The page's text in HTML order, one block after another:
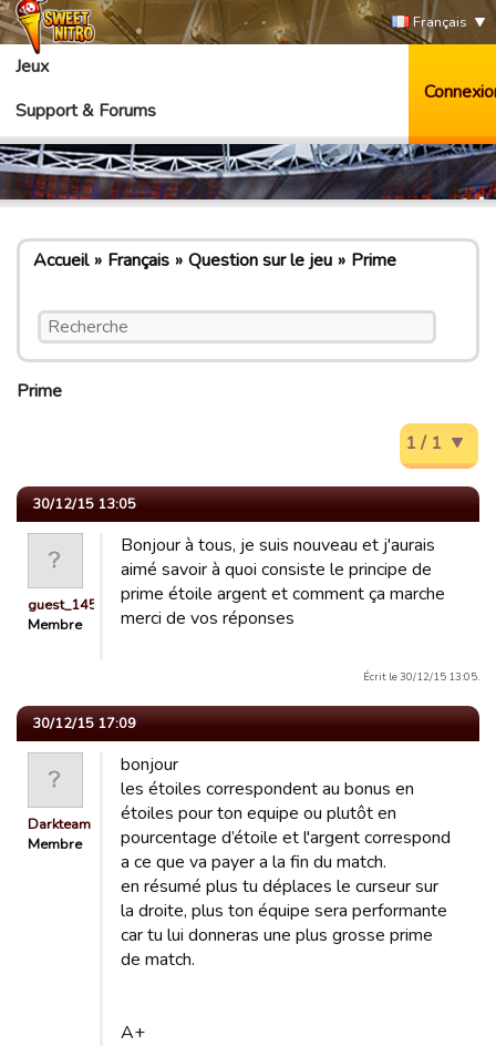
Français
Jeux
Support & Forums
Accueil Français Question sur le jeu Prime
Prime
1 / 1
30/12/15 13:05
guest_1451141579292
Membre
Bonjour à tous, je suis nouveau et j'aurais
aimé savoir à quoi consiste le principe de
prime étoile argent et comment ça marche
merci de vos réponses
Écrit le 30/12/15 13:05.
30/12/15 17:09
Darkteam
Membre
bonjour
les étoiles correspondent au bonus en
étoiles pour ton equipe ou plutôt en
pourcentage d’étoile et l'argent correspond
a ce que va payer a la fin du match.
en résumé plus tu déplaces le curseur sur
la droite, plus ton équipe sera performante
car tu lui donneras une plus grosse prime
de match.
A+